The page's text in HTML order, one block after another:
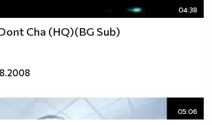
04:38
Cha (HQ)(BG Sub)
05:06